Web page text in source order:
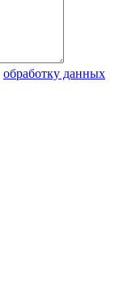
обработку данных